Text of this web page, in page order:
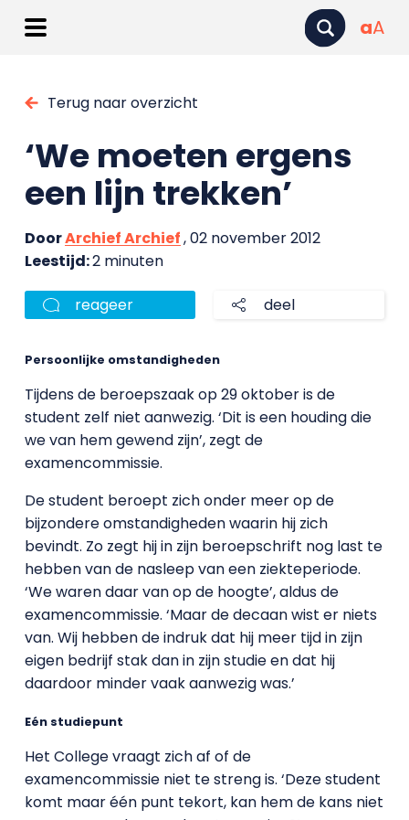
aA
Terug naar overzicht
‘We moeten ergens
een lijn trekken’
DoorArchief Archief, 02 november 2012
Leestijd:2 minuten
reageer deel
Persoonlijke omstandigheden
Tijdens de beroepszaak op 29 oktober is de
student zelf niet aanwezig. ‘Dit is een houding die
we van hem gewend zijn’, zegt de
examencommissie.
De student beroept zich onder meer op de
bijzondere omstandigheden waarin hij zich
bevindt. Zo zegt hij in zijn beroepschrift nog last te
hebben van de nasleep van een ziekteperiode.
‘We waren daar van op de hoogte’, aldus de
examencommissie. ‘Maar de decaan wist er niets
van. Wij hebben de indruk dat hij meer tijd in zijn
eigen bedrijf stak dan in zijn studie en dat hij
daardoor minder vaak aanwezig was.’
Eén studiepunt
Het College vraagt zich af of de
examencommissie niet te streng is. ‘Deze student
komt maar één punt tekort, kan hem de kans niet